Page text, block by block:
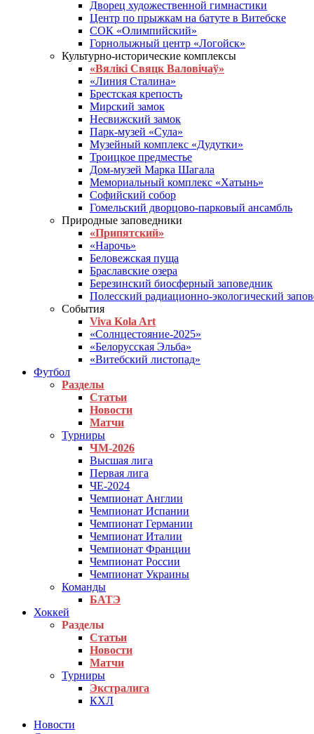
Дворец художественной гимнастики
Центр по прыжкам на батуте в Витебске
СОК «Олимпийский»
Горнолыжный центр «Логойск»
Культурно-исторические комплексы
«Вялікі Свяцк Валовічаў»
«Линия Сталина»
Брестская крепость
Мирский замок
Несвижский замок
Парк-музей «Сула»
Музейный комплекс «Дудутки»
Троицкое предместье
Дом-музей Марка Шагала
Мемориальный комплекс «Хатынь»
Софийский собор
Гомельский дворцово-парковый ансамбль
Природные заповедники
«Припятский»
«Нарочь»
Беловежская пуща
Браславские озера
Березинский биосферный заповедник
Полесский радиационно-экологический
События
Viva Kola Art
«Солнцестояние-2025»
«Белорусская Эльба»
«Витебский листопад»
Футбол
Разделы
Статьи
Новости
Матчи
Турниры
ЧМ-2026
Высшая лига
Первая лига
ЧЕ-2024
Чемпионат Англии
Чемпионат Испании
Чемпионат Германии
Чемпионат Италии
Чемпионат Франции
Чемпионат России
Чемпионат Украины
Команды
БАТЭ
Хоккей
Разделы
Статьи
Новости
Матчи
Турниры
Экстралига
КХЛ
Новости